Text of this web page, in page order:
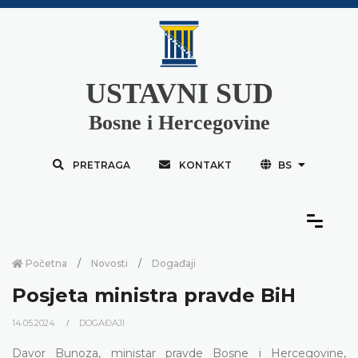
USTAVNI SUD
Bosne i Hercegovine
PRETRAGA KONTAKT BS
Početna Novosti Događaji
Posjeta ministra pravde BiH
14.05.2024. DOGAĐAJI
Davor Bunoza, ministar pravde Bosne i Hercegovine,